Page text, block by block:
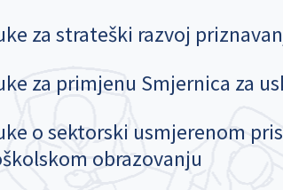
za strateški razvoj
za primjenu Smjernica za
o sektorski usmjerenom
obrazovanju